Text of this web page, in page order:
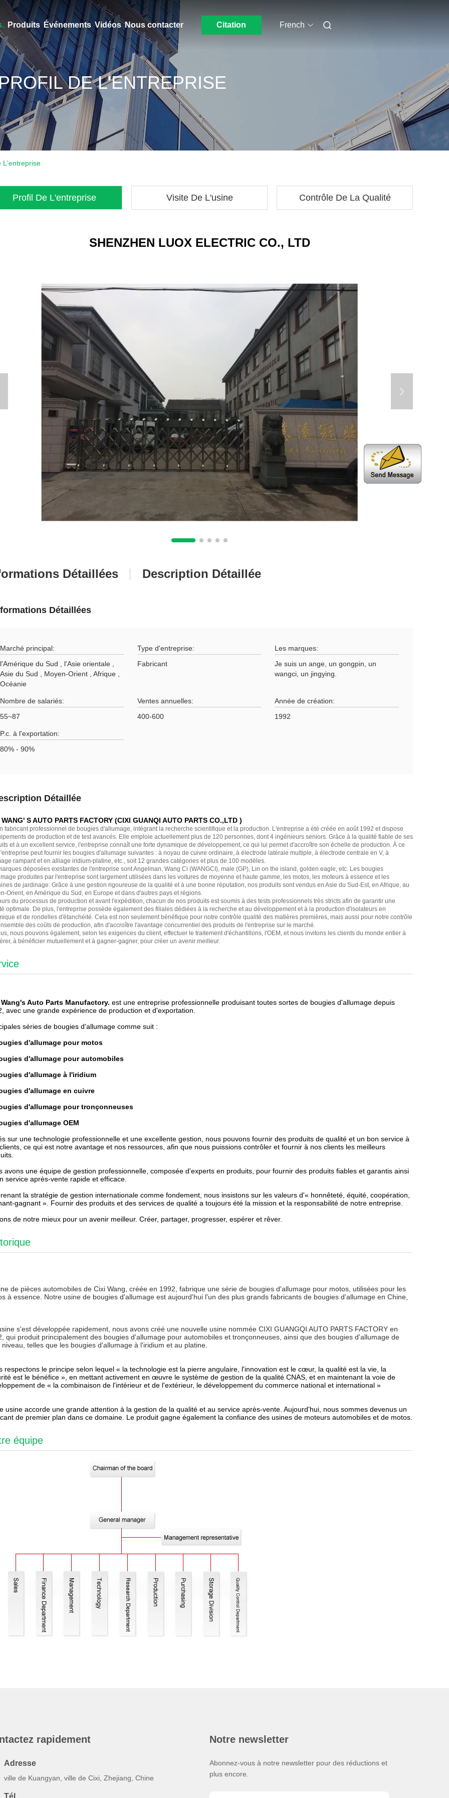
Produits Événements Vidéos Nous contacter Citation French
DE L'ENTREPRISE
L'entreprise
Profil De L'entreprise Visite De L'usine Contrôle De La Qualité
SHENZHEN LUOX ELECTRIC CO., LTD
Détaillées Description Détaillée
Détaillées
Marché principal:
l'Amérique du Sud , l'Asie orientale ,
Asie du Sud , Moyen-Orient , Afrique ,
Océanie
Type d'entreprise:
Fabricant
Les marques:
Je suis un ange, un gongpin, un
wangci, un jingying.
Nombre de salariés:
55~87
Ventes annuelles:
400-600
Année de création:
1992
P.c. à l'exportation:
80% - 90%
Détaillée
WANG' S AUTO PARTS FACTORY (CIXI GUANQI AUTO PARTS CO.,LTD )
fabricant professionnel de bougies d'allumage, intégrant la recherche scientifique et la production. L'entreprise a été créée en août 1992 et dispose
de production et de test avancés. Elle emploie actuellement plus de 120 personnes, dont 4 ingénieurs seniors. Grâce à la qualité fiable de ses
et à un excellent service, l'entreprise connaît une forte dynamique de développement, ce qui lui permet d'accroître son échelle de production. À ce
peut fournir les bougies d'allumage suivantes : à noyau de cuivre ordinaire, à électrode latérale multiple, à électrode centrale en V, à
rampant et en alliage iridium-platine, etc., soit 12 grandes catégories et plus de 100 modèles.
déposées existantes de l'entreprise sont Angelman, Wang Ci (WANGCI), male (GP), Lin on the island, golden eagle, etc. Les bougies
produites par l'entreprise sont largement utilisées dans les voitures de moyenne et haute gamme, les motos, les moteurs à essence et les
de jardinage. Grâce à une gestion rigoureuse de la qualité et à une bonne réputation, nos produits sont vendus en Asie du Sud-Est, en Afrique, au
Orient, en Amérique du Sud, en Europe et dans d'autres pays et régions.
du processus de production et avant l'expédition, chacun de nos produits est soumis à des tests professionnels très stricts afin de garantir une
optimale. De plus, l'entreprise possède également des filiales dédiées à la recherche et au développement et à la production d'isolateurs en
et de rondelles d'étanchéité. Cela est non seulement bénéfique pour notre contrôle qualité des matières premières, mais aussi pour notre contrôle
des coûts de production, afin d'accroître l'avantage concurrentiel des produits de l'entreprise sur le marché.
nous pouvons également, selon les exigences du client, effectuer le traitement d'échantillons, l'OEM, et nous invitons les clients du monde entier à
à bénéficier mutuellement et à gagner-gagner, pour créer un avenir meilleur.
Auto Parts Manufactory. est une entreprise professionnelle produisant toutes sortes de bougies d'allumage depuis
avec une grande expérience de production et d'exportation.
séries de bougies d'allumage comme suit :
d'allumage pour motos
d'allumage pour automobiles
d'allumage à l'iridium
d'allumage en cuivre
d'allumage pour tronçonneuses
d'allumage OEM
sur une technologie professionnelle et une excellente gestion, nous pouvons fournir des produits de qualité et un bon service à
ce qui est notre avantage et nos ressources, afin que nous puissions contrôler et fournir à nos clients les meilleurs
avons une équipe de gestion professionnelle, composée d'experts en produits, pour fournir des produits fiables et garantis ainsi
service après-vente rapide et efficace.
la stratégie de gestion internationale comme fondement, nous insistons sur les valeurs d'« honnêteté, équité, coopération,
gagnant ». Fournir des produits et des services de qualité a toujours été la mission et la responsabilité de notre entreprise.
de notre mieux pour un avenir meilleur. Créer, partager, progresser, espérer et rêver.
de pièces automobiles de Cixi Wang, créée en 1992, fabrique une série de bougies d'allumage pour motos, utilisées pour les
à essence. Notre usine de bougies d'allumage est aujourd'hui l'un des plus grands fabricants de bougies d'allumage en Chine,
s'est développée rapidement, nous avons créé une nouvelle usine nommée CIXI GUANGQI AUTO PARTS FACTORY en
qui produit principalement des bougies d'allumage pour automobiles et tronçonneuses, ainsi que des bougies d'allumage de
niveau, telles que les bougies d'allumage à l'iridium et au platine.
respectons le principe selon lequel « la technologie est la pierre angulaire, l'innovation est le cœur, la qualité est la vie, la
est le bénéfice », en mettant activement en œuvre le système de gestion de la qualité CNAS, et en maintenant la voie de
de « la combinaison de l'intérieur et de l'extérieur, le développement du commerce national et international »
usine accorde une grande attention à la gestion de la qualité et au service après-vente. Aujourd'hui, nous sommes devenus un
de premier plan dans ce domaine. Le produit gagne également la confiance des usines de moteurs automobiles et de motos.
équipe
rapidement
Adresse
ville de Kuangyan, ville de Cixi, Zhejiang, Chine
Tél
Notre newsletter
Abonnez-vous à notre newsletter pour des réductions et
plus encore.